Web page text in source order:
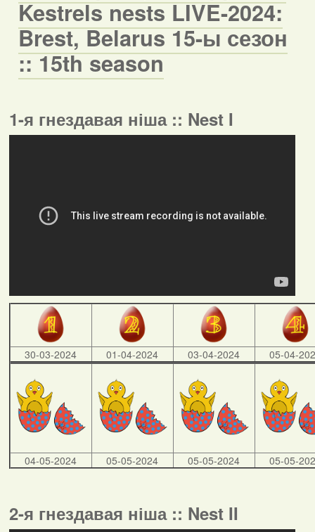
Kestrels nests LIVE-2024:
Brest, Belarus 15-ы сезон
:: 15th season
1-я гнездавая ніша :: Nest I
30-03-2024 01-04-2024 03-04-2024 05-04-
04-05-2024 05-05-2024 05-05-2024 05-05-
2-я гнездавая ніша :: Nest II